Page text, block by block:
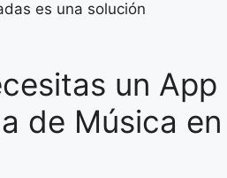
es una solución
un App
de Música en